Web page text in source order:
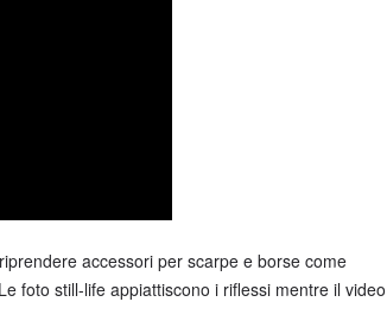
accessori per scarpe e borse come
foto still-life appiattiscono i riflessi mentre il video